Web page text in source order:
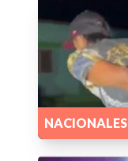
NACIONALES